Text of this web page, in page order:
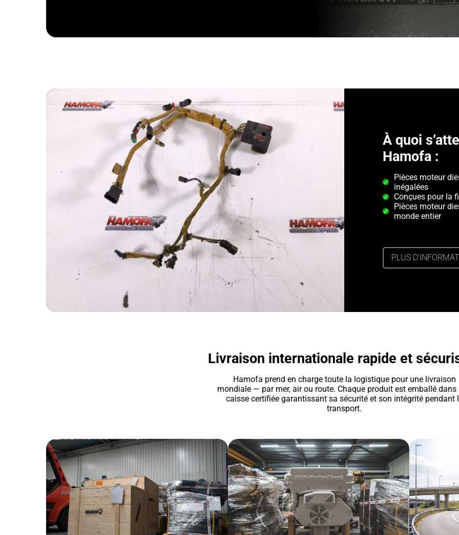
À quoi
Hamofa :
Pièces moteur
inégalées
Conçues pour la
Pièces moteur
monde entier
PLUS
Livraison internationale rapide et
Hamofa prend en charge toute la logistique pour une livraison
mondiale — par mer, air ou route. Chaque produit est emballé dans
caisse certifiée garantissant sa sécurité et son intégrité pendant
transport.